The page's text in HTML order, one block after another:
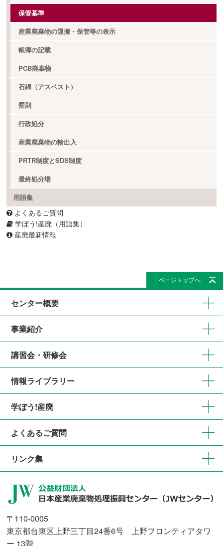
保管基準
産業廃棄物の運搬・保管等の表示
帳簿の記載
PCB廃棄物
石綿（アスベスト）
罰則
行政処分
産業廃棄物の輸出入
PRTR制度とSDS制度
最終処分場
用語集
よくあるご質問
学ぼう!産廃（用語集）
産廃最新情報
ページトップへ
センター概要
事業紹介
講習会・研修会
情報ライブラリー
学ぼう!産廃
よくあるご質問
リンク集
〒110-0005
東京都台東区上野三丁目24番6号 上野フロンティアタワ
ー 13階